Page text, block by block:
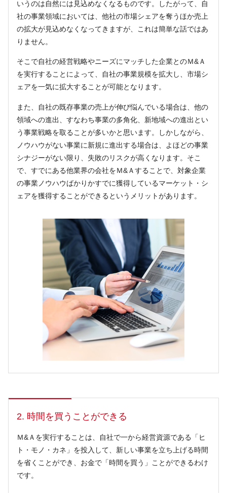
いうのは自然には見込めなくなるものです。したがって、自
社の事業領域においては、他社の市場シェアを奪うほか売上
の拡大が見込めなくなってきますが、これは簡単な話ではあ
りません。
そこで自社の経営戦略やニーズにマッチした企業とのＭ&Ａ
を実行することによって、自社の事業規模を拡大し、市場シ
ェアを一気に拡大することが可能となります。
また、自社の既存事業の売上が伸び悩んでいる場合は、他の
領域への進出、すなわち事業の多角化、新地域への進出とい
う事業戦略を取ることが多いかと思います。しかしながら、
ノウハウがない事業に新規に進出する場合は、よほどの事業
シナジーがない限り、失敗のリスクが高くなります。そこ
で、すでにある他業界の会社をＭ&Ａすることで、対象企業
の事業ノウハウばかりかすでに獲得しているマーケット・シ
ェアを獲得することができるというメリットがあります。
2. 時間を買うことができる
Ｍ&Ａを実行することは、自社で一から経営資源である「ヒ
ト・モノ・カネ」を投入して、新しい事業を立ち上げる時間
を省くことができ、お金で「時間を買う」ことができるわけ
です。